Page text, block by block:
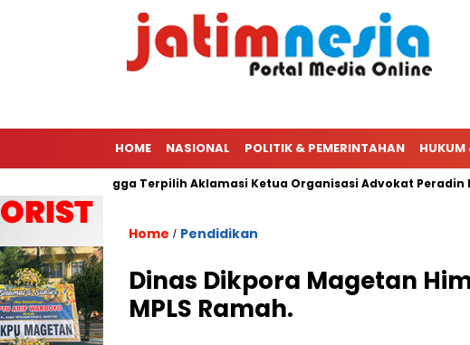
HOME NASIONAL POLITIK & PEMERINTAHAN HUKUM
PWI Hingga Terpilih Aklamasi Ketua Organisasi Advokat Peradin
Home / Pendidikan
Dinas Dikpora Magetan
MPLS Ramah.